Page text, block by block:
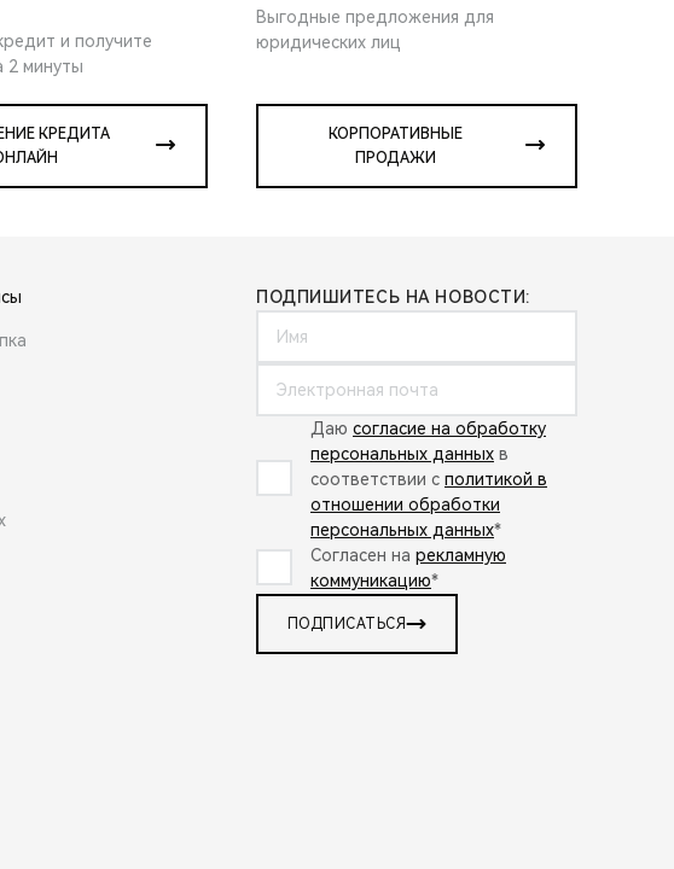
и получите
2 минуты
КРЕДИТА
Выгодные предложения для
юридических лиц
КОРПОРАТИВНЫЕ
ПРОДАЖИ
ПОДПИШИТЕСЬ НА НОВОСТИ:
Даю согласие на обработку
персональных данных в
соответствии с политикой в
отношении обработки
персональных данных*
Согласен на рекламную
коммуникацию*
ПОДПИСАТЬСЯ